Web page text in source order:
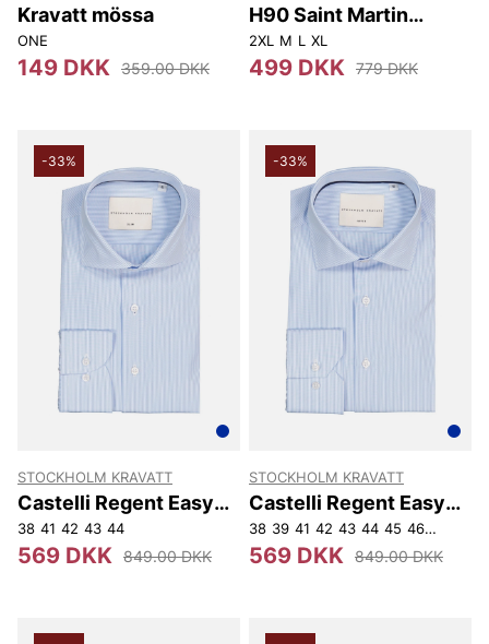
Kravatt mössa
ONE
149 DKK 359.00 DKK
H90 Saint Martin
Skjorta
2XL M L XL
499 DKK 779 DKK
-33%
STOCKHOLM KRAVATT
Castelli Regent Easy
Iron Slim Fit
38 41 42 43 44
569 DKK 849.00 DKK
-33%
STOCKHOLM KRAVATT
Castelli Regent Easy
Iron Reg
38 39 41 42 43 44 45 46 47
569 DKK 849.00 DKK